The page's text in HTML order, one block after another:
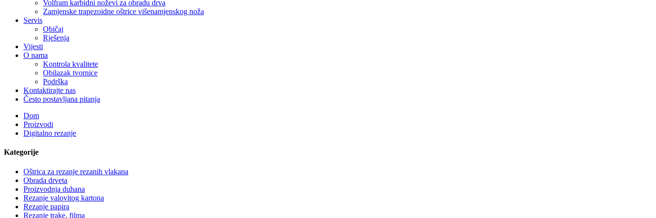
Volfram karbidni noževi za obradu drva
Zamjenske trapezoidne oštrice višenamjenskog noža
Servis
Običaj
Rješenja
Vijesti
O nama
Kontrola kvalitete
Obilazak tvornice
Podrška
Kontaktirajte nas
Često postavljana pitanja
Dom
Proizvodi
Digitalno rezanje
Kategorije
Oštrica za rezanje rezanih vlakana
Obrada drveta
Proizvodnja duhana
Rezanje valovitog kartona
Rezanje papira
Rezanje trake, filma